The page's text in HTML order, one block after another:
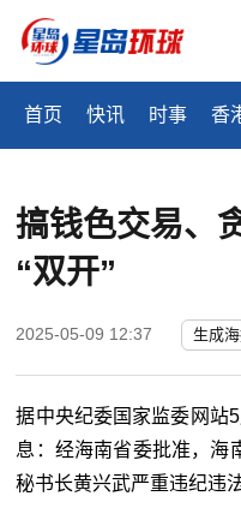
首页 快讯 时事 香
搞钱色交易、
“双开”
2025-05-09 12:37 生成
据中央纪委国家监委网站
息：经海南省委批准，海
秘书长黄兴武严重违纪违